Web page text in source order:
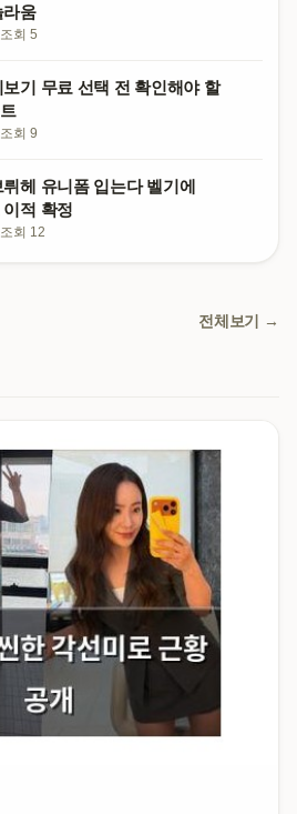
라움
조회 5
기 무료 선택 전 확인해야 할
조회 9
헤 유니폼 입는다 벨기에
적 확정
조회 12
전체보기 →